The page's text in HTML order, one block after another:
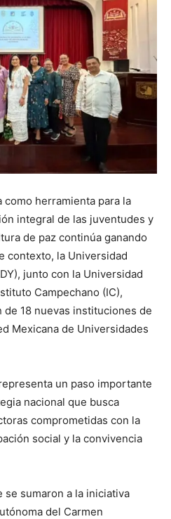
herramienta para la
integral de las juventudes y
de paz continúa ganando
contexto, la Universidad
junto con la Universidad
Campechano (IC),
18 nuevas instituciones de
Mexicana de Universidades
un paso importante
nacional que busca
comprometidas con la
social y la convivencia
sumaron a la iniciativa
del Carmen